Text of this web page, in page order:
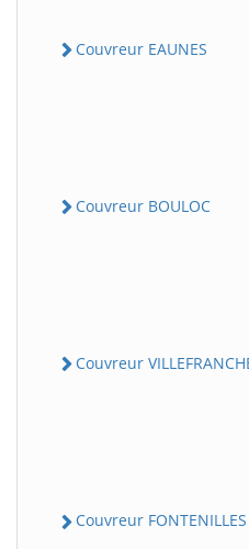
Couvreur EAUNES
Couvreur BOULOC
Couvreur
Couvreur FONTENILLES